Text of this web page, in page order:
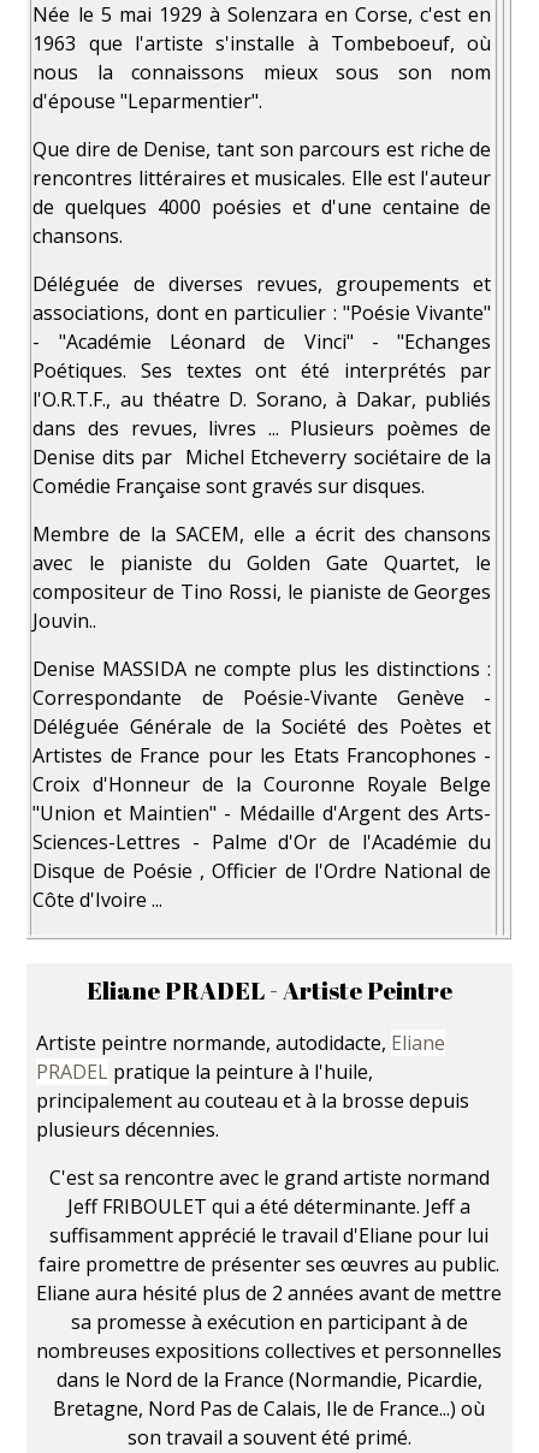
Née le 5 mai 1929 à Solenzara en Corse, c'est en
1963 que l'artiste s'installe à Tombeboeuf, où
nous la connaissons mieux sous son nom
d'épouse "Leparmentier".
Que dire de Denise, tant son parcours est riche de
rencontres littéraires et musicales. Elle est l'auteur
de quelques 4000 poésies et d'une centaine de
chansons.
Déléguée de diverses revues, groupements et
associations, dont en particulier : "Poésie Vivante"
- "Académie Léonard de Vinci" - "Echanges
Poétiques. Ses textes ont été interprétés par
l'O.R.T.F., au théatre D. Sorano, à Dakar, publiés
dans des revues, livres ... Plusieurs poèmes de
Denise dits par Michel Etcheverry sociétaire de la
Comédie Française sont gravés sur disques.
Membre de la SACEM, elle a écrit des chansons
avec le pianiste du Golden Gate Quartet, le
compositeur de Tino Rossi, le pianiste de Georges
Jouvin..
Denise MASSIDA ne compte plus les distinctions :
Correspondante de Poésie-Vivante Genève -
Déléguée Générale de la Société des Poètes et
Artistes de France pour les Etats Francophones -
Croix d'Honneur de la Couronne Royale Belge
"Union et Maintien" - Médaille d'Argent des Arts-
Sciences-Lettres - Palme d'Or de l'Académie du
Disque de Poésie , Officier de l'Ordre National de
Côte d'Ivoire ...
Eliane PRADEL - Artiste Peintre
Artiste peintre normande, autodidacte, Eliane
PRADEL pratique la peinture à l'huile,
principalement au couteau et à la brosse depuis
plusieurs décennies.
C'est sa rencontre avec le grand artiste normand
Jeff FRIBOULET qui a été déterminante. Jeff a
suffisamment apprécié le travail d'Eliane pour lui
faire promettre de présenter ses œuvres au public.
Eliane aura hésité plus de 2 années avant de mettre
sa promesse à exécution en participant à de
nombreuses expositions collectives et personnelles
dans le Nord de la France (Normandie, Picardie,
Bretagne, Nord Pas de Calais, Ile de France...) où
son travail a souvent été primé.